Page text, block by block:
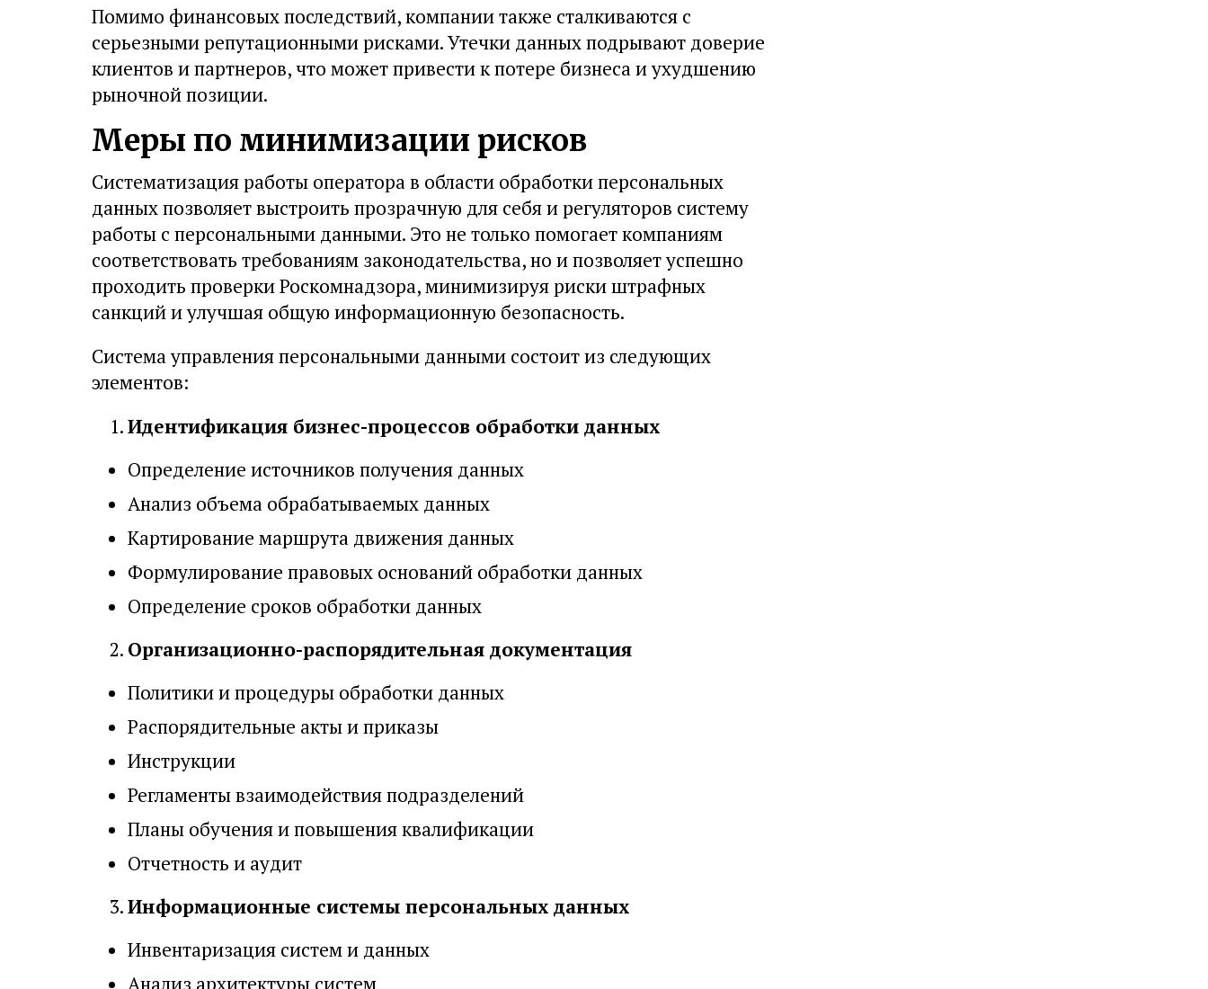
Помимо финансовых последствий, компании также сталкиваются с
серьезными репутационными рисками. Утечки данных подрывают доверие
клиентов и партнеров, что может привести к потере бизнеса и ухудшению
рыночной позиции.
Меры по минимизации рисков
Систематизация работы оператора в области обработки персональных
данных позволяет выстроить прозрачную для себя и регуляторов систему
работы с персональными данными. Это не только помогает компаниям
соответствовать требованиям законодательства, но и позволяет успешно
проходить проверки Роскомнадзора, минимизируя риски штрафных
санкций и улучшая общую информационную безопасность.
Система управления персональными данными состоит из следующих
элементов:
Идентификация бизнес-процессов обработки данных
Определение источников получения данных
Анализ объема обрабатываемых данных
Картирование маршрута движения данных
Формулирование правовых оснований обработки данных
Определение сроков обработки данных
Организационно-распорядительная документация
Политики и процедуры обработки данных
Распорядительные акты и приказы
Инструкции
Регламенты взаимодействия подразделений
Планы обучения и повышения квалификации
Отчетность и аудит
Информационные системы персональных данных
Инвентаризация систем и данных
Анализ архитектуры систем